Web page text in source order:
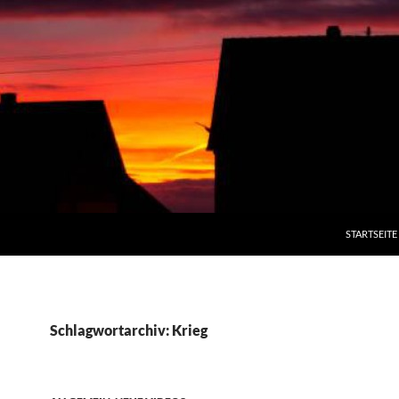
STARTSEITE
Schlagwortarchiv: Krieg